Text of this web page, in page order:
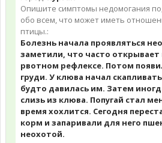
Опишите симптомы недомогания
обо всем, что может иметь
птицы.:
Болезнь начала проявляться
заметили, что часто открывает
рвотном рефлексе. Потом
груди. У клюва начал
будто давилась им. Затем
слизь из клюва. Попугай стал
время хохлится. Сегодня
корм и запаривали для него
неохотой.